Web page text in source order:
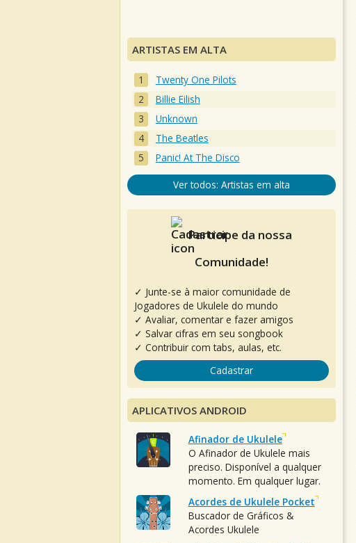
ARTISTAS EM ALTA
Twenty One Pilots
Billie Eilish
Unknown
The Beatles
Panic! At The Disco
Ver todos: Artistas em alta
Participe da nossa
Comunidade!
✓ Junte-se à maior comunidade de
Jogadores de Ukulele do mundo
✓ Avaliar, comentar e fazer amigos
✓ Salvar cifras em seu songbook
✓ Contribuir com tabs, aulas, etc.
Cadastrar
APLICATIVOS ANDROID
Afinador de Ukulele
O Afinador de Ukulele mais
preciso. Disponível a qualquer
momento. Em qualquer lugar.
Acordes de Ukulele Pocket
Buscador de Gráficos &
Acordes Ukulele